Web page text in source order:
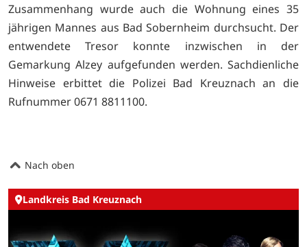
Zusammenhang wurde auch die Wohnung eines 35
jährigen Mannes aus Bad Sobernheim durchsucht. Der
entwendete Tresor konnte inzwischen in der
Gemarkung Alzey aufgefunden werden. Sachdienliche
Hinweise erbittet die Polizei Bad Kreuznach an die
Rufnummer 0671 8811100.
Nach oben
Landkreis Bad Kreuznach